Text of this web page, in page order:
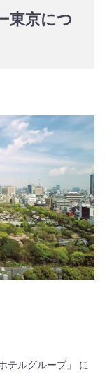
東京につ
テルグループ」 に